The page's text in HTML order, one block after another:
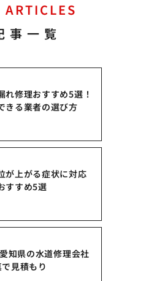
事一覧
れ修理おすすめ5選！
きる業者の選び方
が上がる症状に対応
すすめ5選
知県の水道修理会社
見積もり